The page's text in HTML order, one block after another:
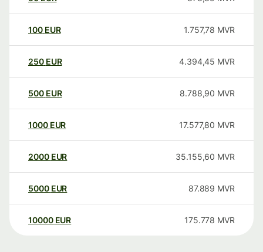
100 EUR 1.757,78 MVR
250 EUR 4.394,45 MVR
500 EUR 8.788,90 MVR
1000 EUR 17.577,80 MVR
2000 EUR 35.155,60 MVR
5000 EUR 87.889 MVR
10000 EUR 175.778 MVR